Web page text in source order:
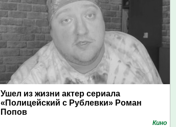
Ушел из жизни актер сериала
«Полицейский с Рублевки» Роман
Попов
Кино